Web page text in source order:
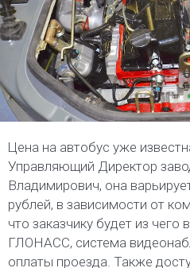
Цена на автобус уже
Управляющий Директор
Владимирович, она
рублей, в зависимости от
что заказчику будет из
ГЛОНАСС, система
оплаты проезда. Также